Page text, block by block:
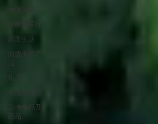
物流运输
健康及医疗
家居生活
消费电子产
品
礼品
食品及饮品
宠物食品及
用品